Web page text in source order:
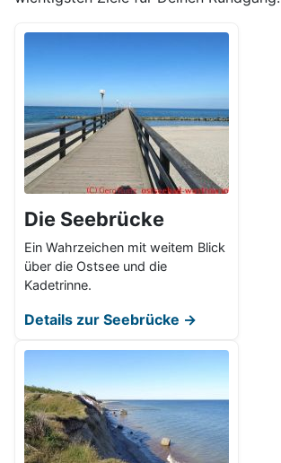
Die Seebrücke
Ein Wahrzeichen mit weitem Blick
über die Ostsee und die
Kadetrinne.
Details zur Seebrücke →